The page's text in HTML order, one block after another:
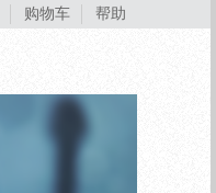
购物车 帮助